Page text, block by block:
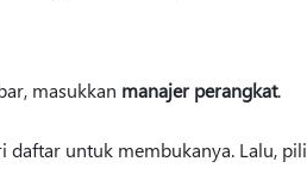
masukkan manajer perangkat.
daftar untuk membukanya. Lalu,